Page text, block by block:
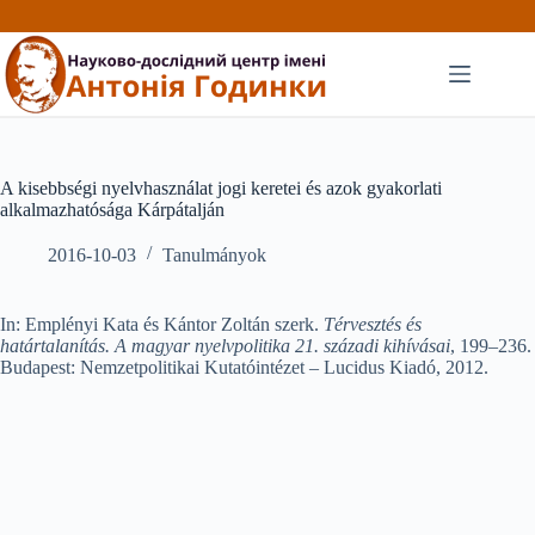
до
вмісту
A kisebbségi nyelvhasználat jogi keretei és azok gyakorlati
alkalmazhatósága Kárpátalján
2016-10-03 Tanulmányok
In: Emplényi Kata és Kántor Zoltán szerk. Térvesztés és
határtalanítás. A magyar nyelvpolitika 21. századi kihívásai, 199–236.
Budapest: Nemzetpolitikai Kutatóintézet – Lucidus Kiadó, 2012.